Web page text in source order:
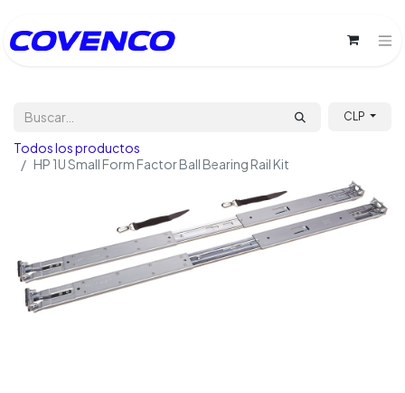
CLP
Todos los productos
HP 1U Small Form Factor Ball Bearing Rail Kit